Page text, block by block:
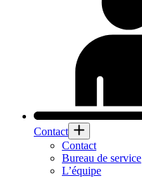
Contact
Contact
Bureau de service
L’équipe